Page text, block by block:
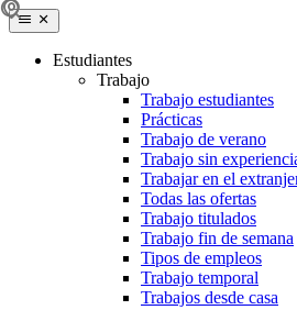
Estudiantes
Trabajo
Trabajo estudiantes
Prácticas
Trabajo de verano
Trabajo sin
Trabajar en el
Todas las ofertas
Trabajo titulados
Trabajo fin de semana
Tipos de empleos
Trabajo temporal
Trabajos desde casa